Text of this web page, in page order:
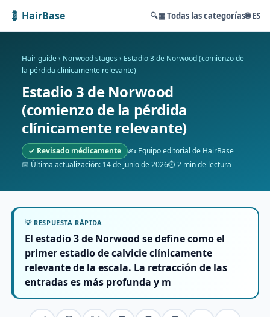
💈 HairBase 🔍▦ Todas las categorías🌐 ES
Hair guide› Norwood stages › Estadio 3 de Norwood (comienzo de
la pérdida clínicamente relevante)
Estadio 3 de Norwood
(comienzo de la pérdida
clínicamente relevante)
✓ Revisado médicamente
✍️ Equipo editorial de HairBase
📅 Última actualización: 14 de junio de 2026⏱ 2 min de lectura
💡 RESPUESTA RÁPIDA
El estadio 3 de Norwood se define como el
primer estadio de calvicie clínicamente
relevante de la escala. La retracción de las
entradas es más profunda y m